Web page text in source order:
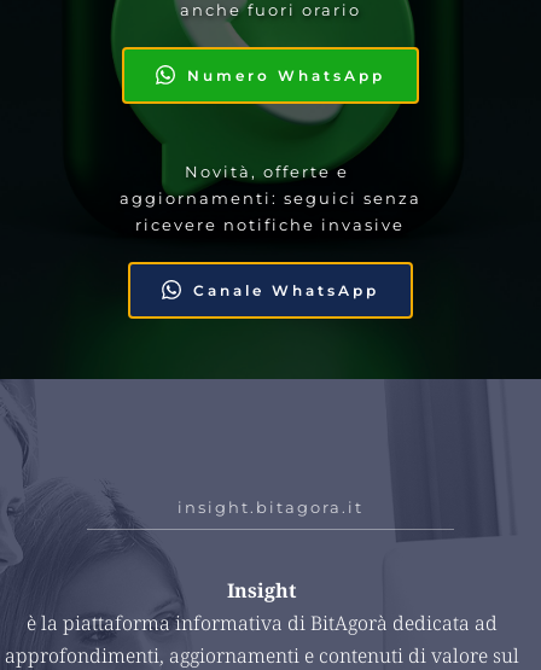
anche fuori orario
Numero WhatsApp
Novità, offerte e
aggiornamenti: seguici senza
ricevere notifiche invasive
Canale WhatsApp
insight.bitagora.it
Insight
è la piattaforma informativa di BitAgorà dedicata ad
approfondimenti, aggiornamenti e contenuti di valore sul